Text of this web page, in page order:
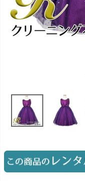
ジュエリー
07 販売・共通のご案内
品質・返品・お手入れ
08 送料・お支払い
Angel's Photo Studio